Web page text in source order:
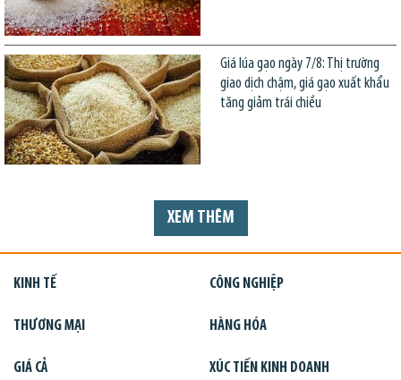
Giá lúa gạo ngày 7/8: Thị trường
giao dịch chậm, giá gạo xuất khẩu
tăng giảm trái chiều
XEM THÊM
KINH TẾ CÔNG NGHIỆP
THƯƠNG MẠI HÀNG HÓA
GIÁ CẢ XÚC TIẾN KINH DOANH